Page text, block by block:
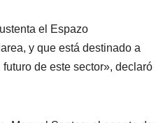
el Espazo
y que está destinado a
de este sector», declaró